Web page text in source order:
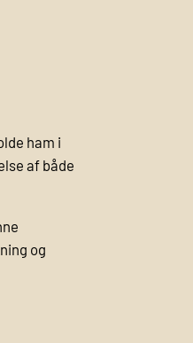
ham i
af både
og